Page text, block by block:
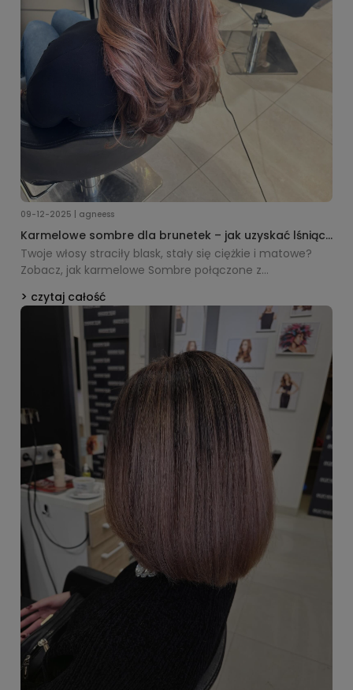
09-12-2025 | agneess
Karmelowe sombre dla brunetek – jak uzyskać lśniący
kolor i utrzymać efekt w domu?
Twoje włosy straciły blask, stały się ciężkie i matowe?
Zobacz, jak karmelowe Sombre połączone z
Kérastase potrafi odmienić fryzurę w jedną wizytę.
Pokażemy efekt w trzech rodzajach światła i
podpowiemy, jak odtworzyć ten połysk w domu krok po
czytaj całość